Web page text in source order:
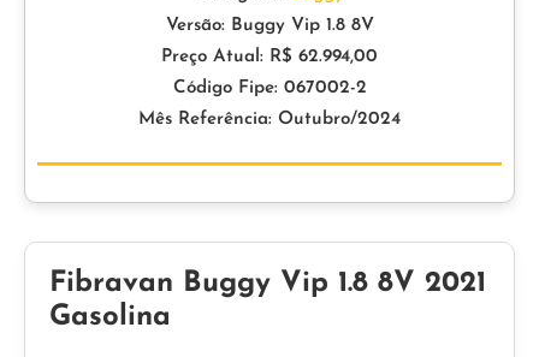
Versão: Buggy Vip 1.8 8V
Preço Atual: R$ 62.994,00
Código Fipe: 067002-2
Mês Referência: Outubro/2024
Fibravan Buggy Vip 1.8 8V 2021
Gasolina